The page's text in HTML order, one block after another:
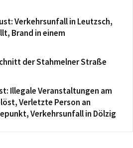
Verkehrsunfall in Leutzsch,
Brand in einem
der Stahmelner Straße
Illegale Veranstaltungen am
Verletzte Person an
Verkehrsunfall in Dölzig